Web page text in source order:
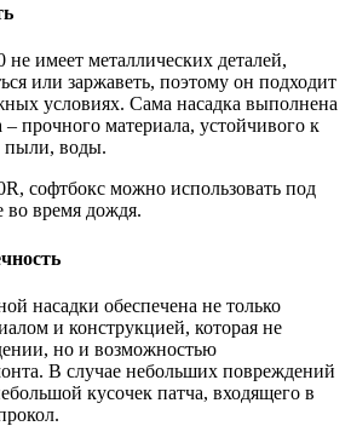
имеет металлических деталей,
или заржаветь, поэтому он подходит
условиях. Сама насадка выполнена
прочного материала, устойчивого к
пыли, воды.
софтбокс можно использовать под
время дождя.
насадки обеспечена не только
и конструкцией, которая не
но и возможностью
В случае небольших повреждений
кусочек патча, входящего в